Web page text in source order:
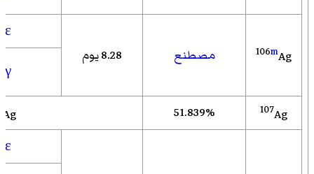
106mAg مصطنع 8.28 يوم
ε
γ
107Ag
51.839% Ag هو
ε